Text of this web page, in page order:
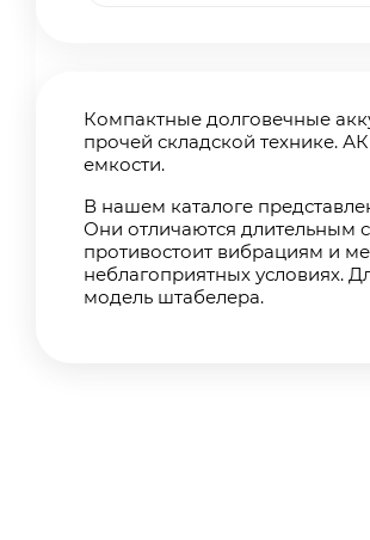
Компактные долговечные
прочей складской технике.
емкости.
В нашем каталоге
Они отличаются длительным
противостоит вибрациям и
неблагоприятных условиях.
модель штабелера.